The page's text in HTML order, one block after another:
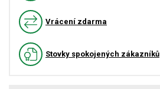
Vrácení zdarma
Stovky spokojených zákazníků